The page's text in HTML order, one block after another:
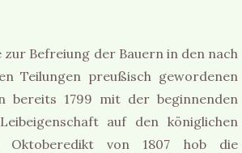
Befreiung der Bauern in den nach
Teilungen preußisch gewordenen
bereits 1799 mit der beginnenden
auf den königlichen
Oktoberedikt von 1807 hob die